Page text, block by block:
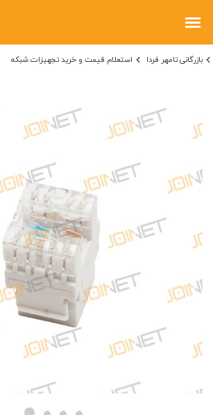
بازرگانی تامهر فردا استعلام قیمت و خرید تجهیزات شبکه